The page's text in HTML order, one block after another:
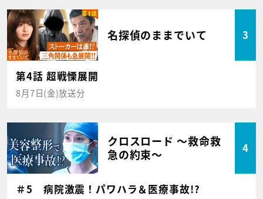
名探偵のままでいて 3
第4話 超戦慄展開
8月7日(金)放送分
クロスロード ～救命救
急の約束～
4
＃5 病院激震！パワハラ＆医療事故!?